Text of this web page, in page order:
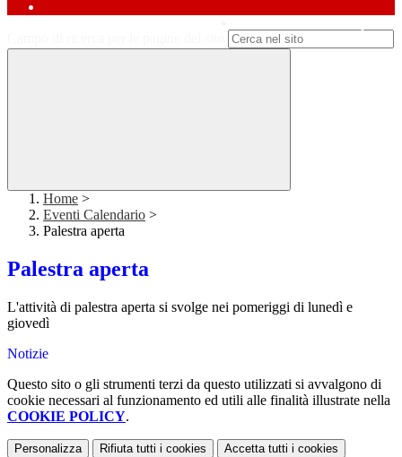
Home >
Eventi Calendario >
Palestra aperta
Palestra aperta
L'attività di palestra aperta si svolge nei pomeriggi di lunedì e
giovedì
Notizie
Questo sito o gli strumenti terzi da questo utilizzati si avvalgono di
cookie necessari al funzionamento ed utili alle finalità illustrate nella
COOKIE POLICY.
Personalizza Rifiuta tutti i cookies Accetta tutti i cookies